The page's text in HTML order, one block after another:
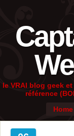
le VRAI blog geek
référence
Home